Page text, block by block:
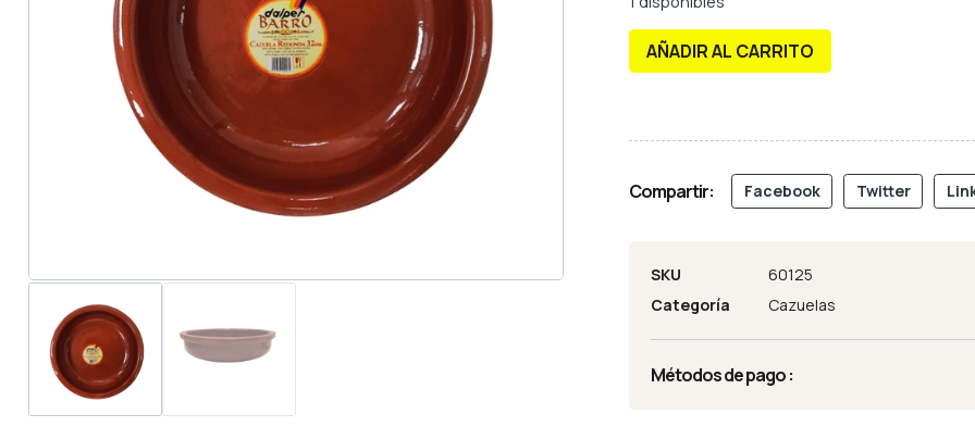
AÑADIR AL CARRITO
Compartir: Facebook Twitter
SKU
60125
Categoría
Cazuelas
Métodos de pago :